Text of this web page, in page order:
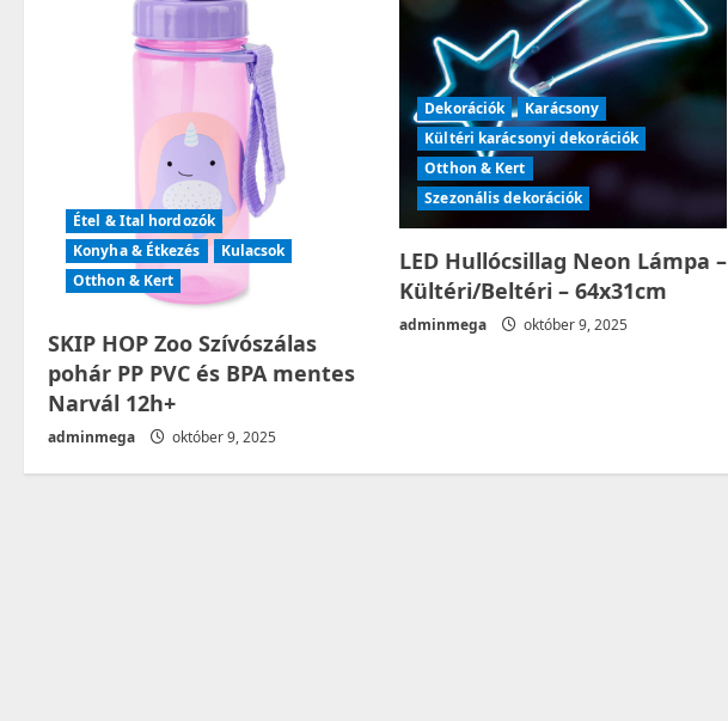
o
n
Étel & Ital hordozók
Konyha & Étkezés
Kulacsok
Otthon & Kert
SKIP HOP Zoo Szívószálas
pohár PP PVC és BPA mentes
Narvál 12h+
adminmega október 9, 2025
Dekorációk
Karácsony
Kültéri karácsonyi dekorációk
Otthon & Kert
Szezonális dekorációk
LED Hullócsillag Neon Lámpa –
Kültéri/Beltéri – 64x31cm
adminmega október 9, 2025